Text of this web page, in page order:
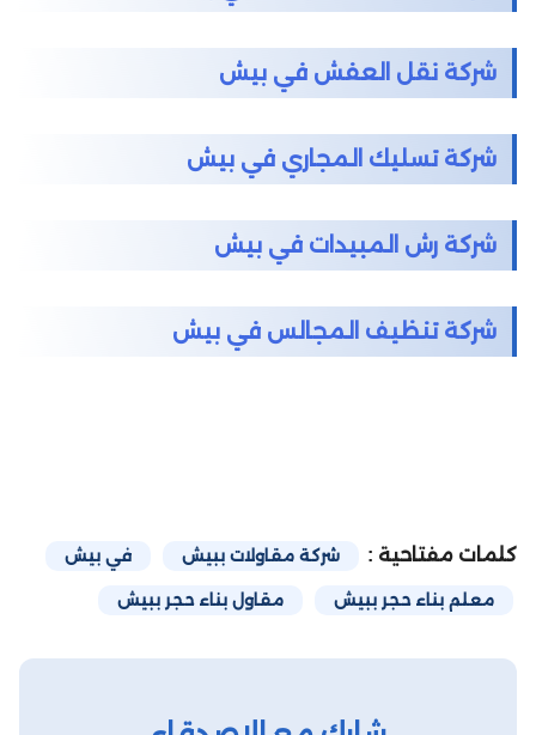
شركة نقل العفش في بيش
شركة تسليك المجاري في بيش
شركة رش المبيدات في بيش
شركة تنظيف المجالس في بيش
كلمات مفتاحية : شركة مقاولات ببيش في بيش
معلم بناء حجر ببيش مقاول بناء حجر ببيش